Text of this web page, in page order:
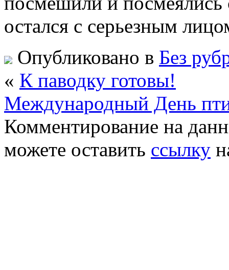
остался с серьезным
Опубликовано в Без
« К паводку готовы!
Международный День
Комментирование на
можете оставить ссылку